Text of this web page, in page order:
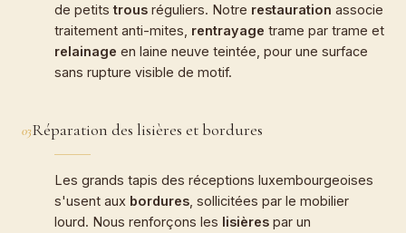
de petitstrous réguliers. Notre restauration associe
traitement anti-mites, rentrayage trame par trame et
relainage en laine neuve teintée, pour une surface
sans rupture visible de motif.
03Réparation des lisières et bordures
Les grands tapis des réceptions luxembourgeoises
s'usent aux bordures , sollicitées par le mobilier
lourd. Nous renforçons les lisières par un